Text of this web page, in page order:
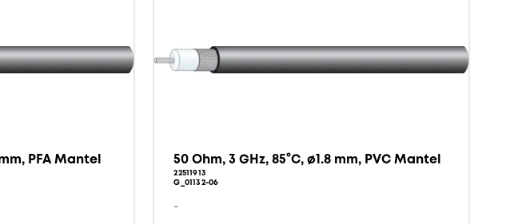
PFA Mantel 50 Ohm, 3 GHz, 85°C, ø1.8 mm, PVC Mantel
22511913
G_01132-06
-